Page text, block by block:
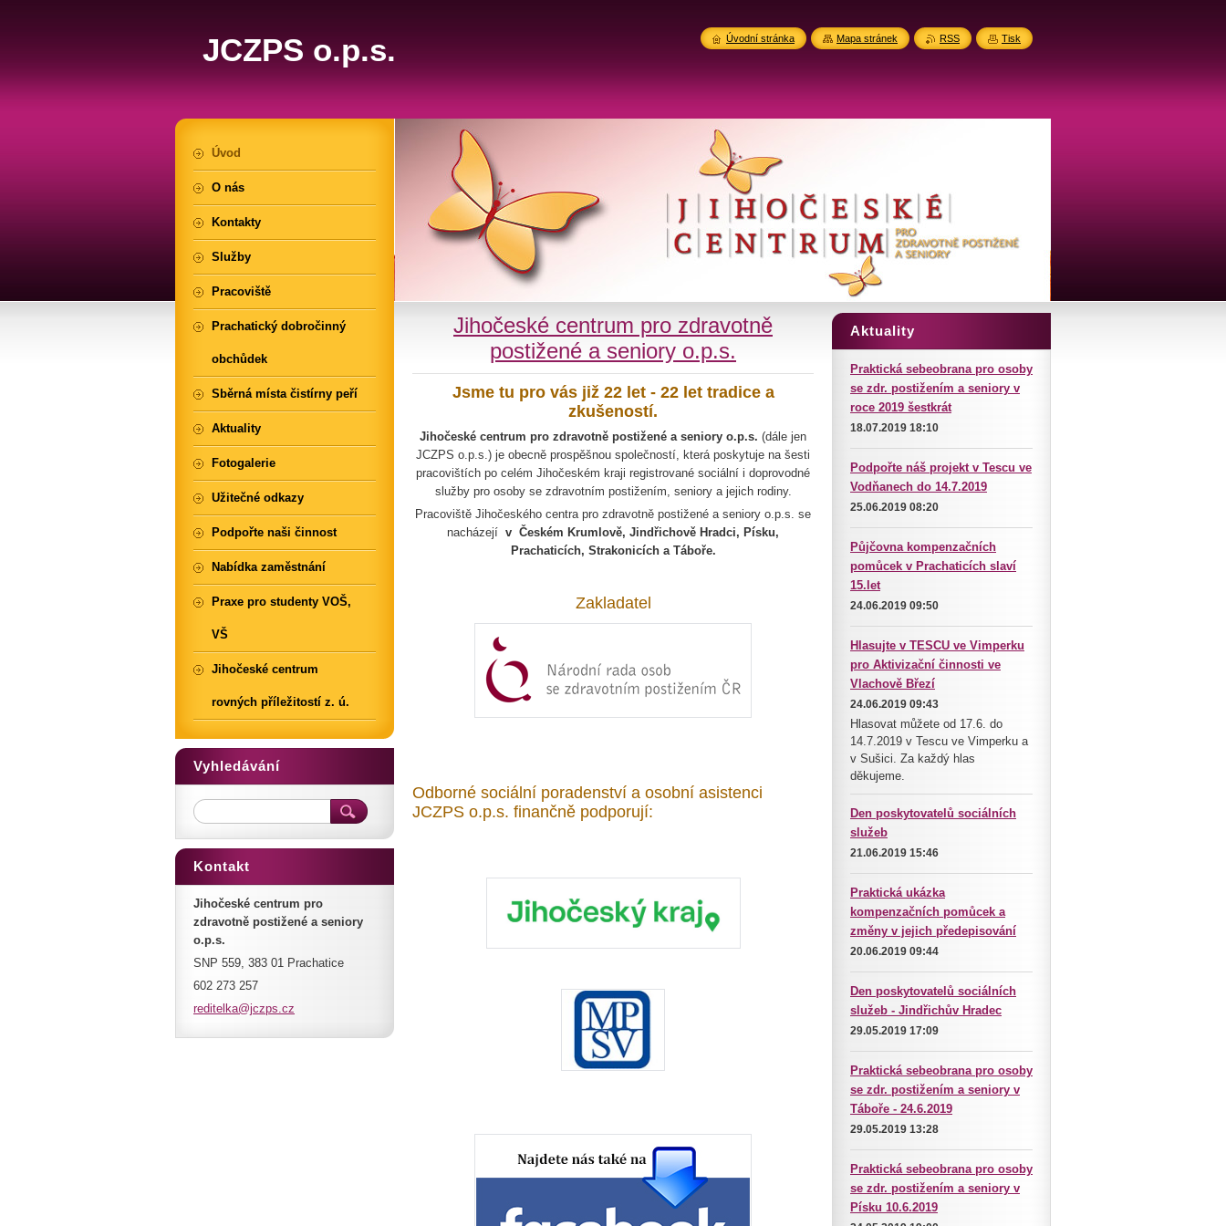
JCZPS o.p.s.
Jihočeské centrum pro zdravotně
postižené a seniory o.p.s.
Jsme tu pro vás již 22 let - 22 let tradice a
zkušeností.
Jihočeské centrum pro zdravotně postižené a seniory o.p.s. (dále jen
JCZPS o.p.s.) je obecně prospěšnou společností, která poskytuje na šesti
pracovištích po celém Jihočeském kraji registrované sociální i doprovodné
služby pro osoby se zdravotním postižením, seniory a jejich rodiny.
Pracoviště Jihočeského centra pro zdravotně postižené a seniory o.p.s. se
nacházejí v Českém Krumlově, Jindřichově Hradci, Písku,
Prachaticích, Strakonicích a Táboře.
Zakladatel
Odborné sociální poradenství a osobní asistenci
JCZPS o.p.s. finančně podporují:
Aktuality
Praktická sebeobrana pro osoby
se zdr. postižením a seniory v
roce 2019 šestkrát
18.07.2019 18:10
Podpořte náš projekt v Tescu ve
Vodňanech do 14.7.2019
25.06.2019 08:20
Půjčovna kompenzačních
pomůcek v Prachaticích slaví
15.let
24.06.2019 09:50
Hlasujte v TESCU ve Vimperku
pro Aktivizační činnosti ve
Vlachově Březí
24.06.2019 09:43
Hlasovat můžete od 17.6. do
14.7.2019 v Tescu ve Vimperku a
v Sušici. Za každý hlas
děkujeme.
Den poskytovatelů sociálních
služeb
21.06.2019 15:46
Praktická ukázka
kompenzačních pomůcek a
změny v jejich předepisování
20.06.2019 09:44
Den poskytovatelů sociálních
služeb - Jindřichův Hradec
29.05.2019 17:09
Praktická sebeobrana pro osoby
se zdr. postižením a seniory v
Táboře - 24.6.2019
29.05.2019 13:28
Praktická sebeobrana pro osoby
se zdr. postižením a seniory v
Písku 10.6.2019
Úvod
O nás
Kontakty
Služby
Pracoviště
Prachatický dobročinný
obchůdek
Sběrná místa čistírny peří
Aktuality
Fotogalerie
Užitečné odkazy
Podpořte naši činnost
Nabídka zaměstnání
Praxe pro studenty VOŠ,
VŠ
Jihočeské centrum
rovných příležitostí z. ú.
Vyhledávání
Kontakt
Jihočeské centrum pro
zdravotně postižené a seniory
o.p.s.
SNP 559, 383 01 Prachatice
602 273 257
reditelka@jczps.cz
Úvodní stránka Mapa stránek RSS Tisk